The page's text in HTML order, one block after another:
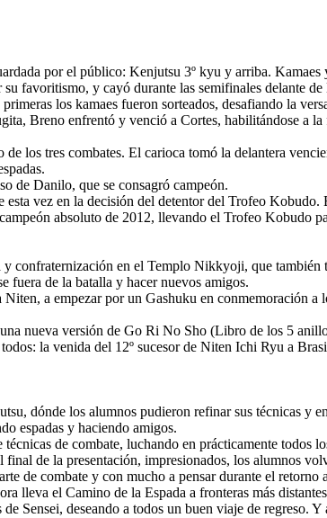
por el público: Kenjutsu 3º kyu y arriba.
favoritismo, y cayó durante las semifinales delante
los kamaes fueron sorteados, desafiando la
Breno enfrentó y venció a Cortes, habilitándose
los tres combates. El carioca tomó la delantera
de Danilo, que se consagró campeón.
esta vez en la decisión del detentor del Trofeo
absoluto de 2012, llevando el Trofeo Kobudo
confraternización en el Templo Nikkyoji, que
fuera de la batalla y hacer nuevos amigos.
a empezar por un Gashuku en conmemoración
nueva versión de Go Ri No Sho (Libro de los 5
la venida del 12º sucesor de Niten Ichi Ryu a
dónde los alumnos pudieron refinar sus técnicas y
espadas y haciendo amigos.
de combate, luchando en prácticamente todos
de la presentación, impresionados, los alumnos
de combate y con mucho a pensar durante el retorno
lleva el Camino de la Espada a fronteras más
Sensei, deseando a todos un buen viaje de regreso.